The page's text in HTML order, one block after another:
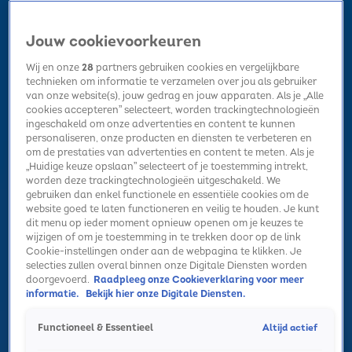
Home Radio luisteren Hitlijsten Acties Kerst Nieuws
Volg Sky Radio
Zoeken
HomeRadio luisterenActies Alle zendersSummer Top 101
Jouw cookievoorkeuren
Wij en onze28partners gebruiken cookies en vergelijkbare
technieken om informatie te verzamelen over jou als gebruiker
van onze website(s), jouw gedrag en jouw apparaten. Als je „Alle
cookies accepteren” selecteert, worden trackingtechnologieën
ingeschakeld om onze advertenties en content te kunnen
personaliseren, onze producten en diensten te verbeteren en
om de prestaties van advertenties en content te meten. Als je
„Huidige keuze opslaan” selecteert of je toestemming intrekt,
worden deze trackingtechnologieën uitgeschakeld. We
gebruiken dan enkel functionele en essentiële cookies om de
website goed te laten functioneren en veilig te houden. Je kunt
dit menu op ieder moment opnieuw openen om je keuzes te
wijzigen of om je toestemming in te trekken door op de link
Cookie-instellingen onder aan de webpagina te klikken. Je
selecties zullen overal binnen onze Digitale Diensten worden
doorgevoerd. Raadpleeg onze Cookieverklaring voor meer
informatie.
Bekijk hier onze Digitale Diensten.
Functioneel & Essentieel Altijd actief